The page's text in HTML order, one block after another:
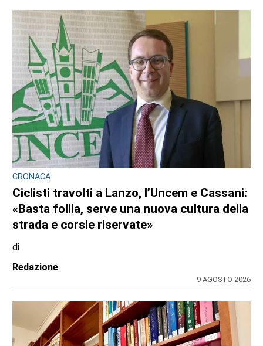
CRONACA
Ciclisti travolti a Lanzo, l’Uncem e Cassani:
«Basta follia, serve una nuova cultura della
strada e corsie riservate»
di
Redazione
9 AGOSTO 2026